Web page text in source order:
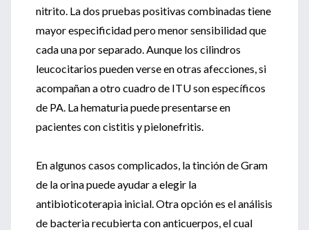
nitrito. La dos pruebas positivas combinadas tiene
mayor especificidad pero menor sensibilidad que
cada una por separado. Aunque los cilindros
leucocitarios pueden verse en otras afecciones, si
acompañan a otro cuadro de ITU son específicos
de PA. La hematuria puede presentarse en
pacientes con cistitis y pielonefritis.
En algunos casos complicados, la tinción de Gram
de la orina puede ayudar a elegir la
antibioticoterapia inicial. Otra opción es el análisis
de bacteria recubierta con anticuerpos, el cual